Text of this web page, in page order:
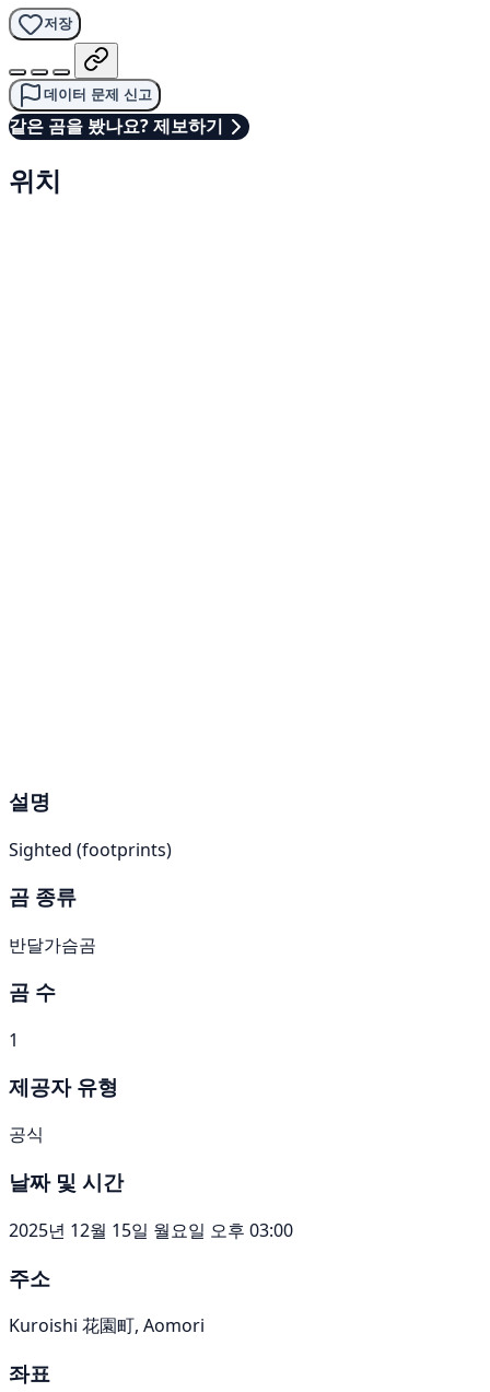
저장
데이터 문제 신고
같은 곰을 봤나요? 제보하기
위치
설명
Sighted (footprints)
곰 종류
반달가슴곰
곰 수
1
제공자 유형
공식
날짜 및 시간
2025년 12월 15일 월요일 오후 03:00
주소
Kuroishi 花園町, Aomori
좌표